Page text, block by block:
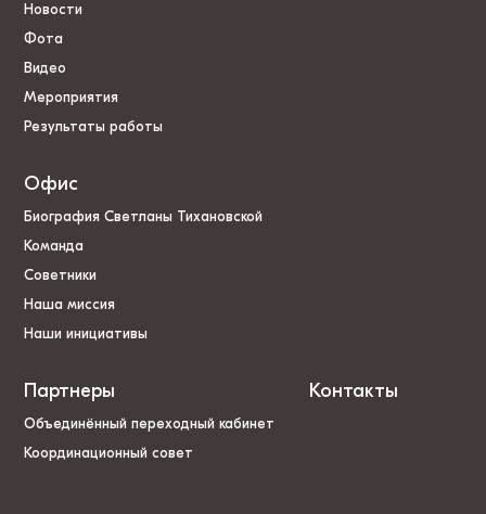
Новости
Фота
Видео
Мероприятия
Результаты работы
Офис
Биография Светланы Тихановской
Команда
Советники
Наша миссия
Наши инициативы
Партнеры
Объединённый переходный кабинет
Координационный совет
Контакты